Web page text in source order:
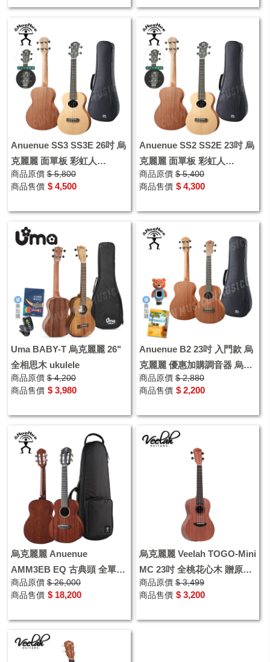
Anuenue SS3 SS3E 26吋 烏
克麗麗 面單板 彩虹人
ukulele
商品原價 $ 5,800
商品售價 $ 4,500
Anuenue SS2 SS2E 23吋 烏
克麗麗 面單板 彩虹人
ukulele
商品原價 $ 5,400
商品售價 $ 4,300
Uma BABY-T 烏克麗麗 26"
全相思木 ukulele
商品原價 $ 4,200
商品售價 $ 3,980
Anuenue B2 23吋 入門款 烏
克麗麗 優惠加購調音器 烏克
麗麗歡樂頌
商品原價 $ 2,880
商品售價 $ 2,200
烏克麗麗 Anuenue
AMM3EB EQ 古典頭 全單板
26吋 Air Biue雙系統拾音器
商品原價 $ 26,000
商品售價 $ 18,200
烏克麗麗 Veelah TOGO-Mini
MC 23吋 全桃花心木 贈原廠
袋
商品原價 $ 3,499
商品售價 $ 3,200